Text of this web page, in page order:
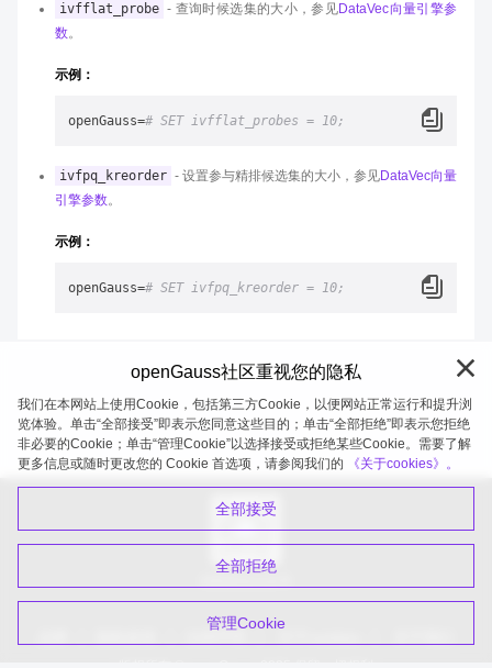
ivfflat_probe - 查询时候选集的大小，参见DataVec向量引擎参
数。
示例：
openGauss=# SET ivfflat_probes = 10;
ivfpq_kreorder - 设置参与精排候选集的大小，参见DataVec向量
引擎参数。
示例：
openGauss=# SET ivfpq_kreorder = 10;
openGauss 2026-08-06 20:05:29
openGauss社区重视您的隐私
我们在本网站上使用Cookie，包括第三方Cookie，以便网站正常运行和提升浏
览体验。单击“全部接受”即表示您同意这些目的；单击“全部拒绝”即表示您拒绝
非必要的Cookie；单击“管理Cookie”以选择接受或拒绝某些Cookie。需要了解
更多信息或随时更改您的 Cookie 首选项，请参阅我们的
《关于cookies》。
全部接受
全部拒绝
管理Cookie